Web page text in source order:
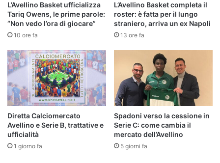
L’Avellino Basket ufficializza
Tariq Owens, le prime parole:
“Non vedo l’ora di giocare”
10 ore fa
L’Avellino Basket completa il
roster: è fatta per il lungo
straniero, arriva un ex Napoli
13 ore fa
Diretta Calciomercato
Avellino e Serie B, trattative e
ufficialità
1 giorno fa
Spadoni verso la cessione in
Serie C: come cambia il
mercato dell’Avellino
5 giorni fa